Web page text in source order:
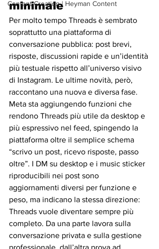
Content Creation | Heyman Content
minimale
Per molto tempo Threads è sembrato
soprattutto una piattaforma di
conversazione pubblica: post brevi,
risposte, discussioni rapide e un’identità
più testuale rispetto all’universo visivo
di Instagram. Le ultime novità, però,
raccontano una nuova e diversa fase.
Meta sta aggiungendo funzioni che
rendono Threads più utile da desktop e
più espressivo nel feed, spingendo la
piattaforma oltre il semplice schema
“scrivo un post, ricevo risposte, passo
oltre”. I DM su desktop e i music sticker
riproducibili nei post sono
aggiornamenti diversi per funzione e
peso, ma indicano la stessa direzione:
Threads vuole diventare sempre più
completo. Da una parte lavora sulla
conversazione privata e sulla gestione
professionale, dall’altra prova ad